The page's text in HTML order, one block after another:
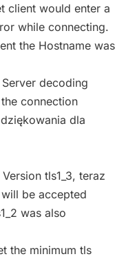
client would enter a
while connecting.
the Hostname was
decoding
connection
dla
tls1_3, teraz
be accepted
was also
the minimum tls